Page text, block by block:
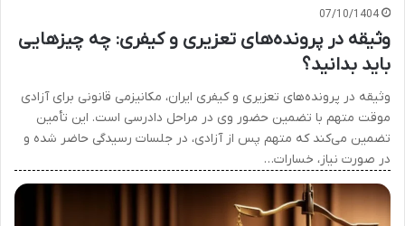
07/10/1404
وثیقه در پرونده‌های تعزیری و کیفری: چه چیزهایی
باید بدانید؟
وثیقه در پرونده‌های تعزیری و کیفری ایران، مکانیزمی قانونی برای آزادی
موقت متهم با تضمین حضور وی در مراحل دادرسی است. این تأمین
تضمین می‌کند که متهم پس از آزادی، در جلسات رسیدگی حاضر شده و
در صورت نیاز، خسارات…